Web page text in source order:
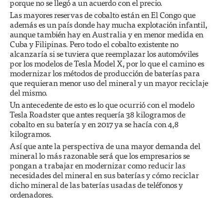
porque no se llegó a un acuerdo con el precio.
Las mayores reservas de cobalto están en El Congo que
además es un país donde hay mucha explotación infantil,
aunque también hay en Australia y en menor medida en
Cuba y Filipinas. Pero todo el cobalto existente no
alcanzaría si se tuviera que reemplazar los automóviles
por los modelos de Tesla Model X, por lo que el camino es
modernizar los métodos de producción de baterías para
que requieran menor uso del mineral y un mayor reciclaje
del mismo.
Un antecedente de esto es lo que ocurrió con el modelo
Tesla Roadster que antes requería 38 kilogramos de
cobalto en su batería y en 2017 ya se hacía con 4,8
kilogramos.
Así que ante la perspectiva de una mayor demanda del
mineral lo más razonable será que los empresarios se
pongan a trabajar en modernizar como reducir las
necesidades del mineral en sus baterías y cómo reciclar
dicho mineral de las baterías usadas de teléfonos y
ordenadores.